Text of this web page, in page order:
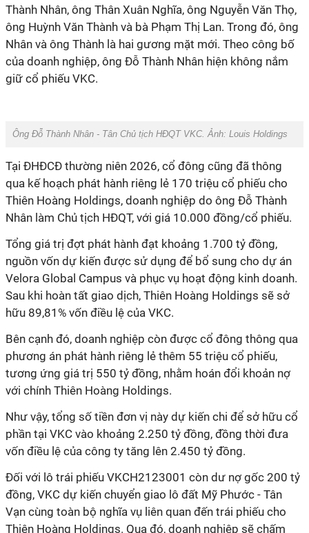
Thành Nhân, ông Thân Xuân Nghĩa, ông Nguyễn Văn Thọ,
ông Huỳnh Văn Thành và bà Phạm Thị Lan. Trong đó, ông
Nhân và ông Thành là hai gương mặt mới. Theo công bố
của doanh nghiệp, ông Đỗ Thành Nhân hiện không nắm
giữ cổ phiếu VKC.
Ông Đỗ Thành Nhân - Tân Chủ tịch HĐQT VKC. Ảnh: Louis Holdings
Tại ĐHĐCĐ thường niên 2026, cổ đông cũng đã thông
qua kế hoạch phát hành riêng lẻ 170 triệu cổ phiếu cho
Thiên Hoàng Holdings, doanh nghiệp do ông Đỗ Thành
Nhân làm Chủ tịch HĐQT, với giá 10.000 đồng/cổ phiếu.
Tổng giá trị đợt phát hành đạt khoảng 1.700 tỷ đồng,
nguồn vốn dự kiến được sử dụng để bổ sung cho dự án
Velora Global Campus và phục vụ hoạt động kinh doanh.
Sau khi hoàn tất giao dịch, Thiên Hoàng Holdings sẽ sở
hữu 89,81% vốn điều lệ của VKC.
Bên cạnh đó, doanh nghiệp còn được cổ đông thông qua
phương án phát hành riêng lẻ thêm 55 triệu cổ phiếu,
tương ứng giá trị 550 tỷ đồng, nhằm hoán đổi khoản nợ
với chính Thiên Hoàng Holdings.
Như vậy, tổng số tiền đơn vị này dự kiến chi để sở hữu cổ
phần tại VKC vào khoảng 2.250 tỷ đồng, đồng thời đưa
vốn điều lệ của công ty tăng lên 2.450 tỷ đồng.
Đối với lô trái phiếu VKCH2123001 còn dư nợ gốc 200 tỷ
đồng, VKC dự kiến chuyển giao lô đất Mỹ Phước - Tân
Vạn cùng toàn bộ nghĩa vụ liên quan đến trái phiếu cho
Thiên Hoàng Holdings. Qua đó, doanh nghiệp sẽ chấm